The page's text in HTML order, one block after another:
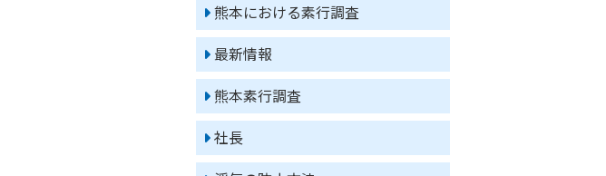
熊本における素行調査
最新情報
熊本素行調査
社長